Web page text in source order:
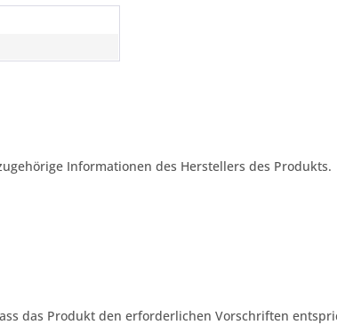
Informationen des Herstellers des Produkts.
das Produkt den erforderlichen Vorschriften